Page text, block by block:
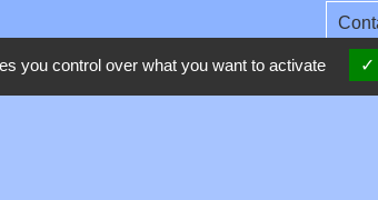
you control over what you want to activate